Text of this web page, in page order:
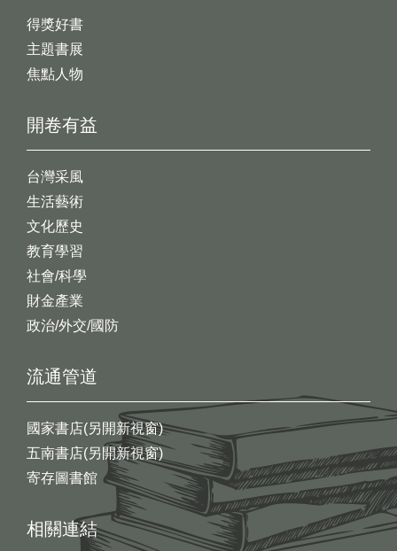
開卷有益
台灣采風
生活藝術
文化歷史
教育學習
社會/科學
財金產業
政治/外交/國防
得獎好書
主題書展
焦點人物
流通管道
國家書店(另開新視窗)
五南書店(另開新視窗)
寄存圖書館
相關連結